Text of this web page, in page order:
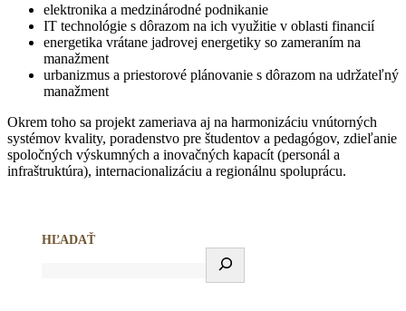
elektronika a medzinárodné podnikanie
IT technológie s dôrazom na ich využitie v oblasti financií
energetika vrátane jadrovej energetiky so zameraním na
manažment
urbanizmus a priestorové plánovanie s dôrazom na udržateľný
manažment
Okrem toho sa projekt zameriava aj na harmonizáciu vnútorných
systémov kvality, poradenstvo pre študentov a pedagógov, zdieľanie
spoločných výskumných a inovačných kapacít (personál a
infraštruktúra), internacionalizáciu a regionálnu spoluprácu.
HĽADAŤ